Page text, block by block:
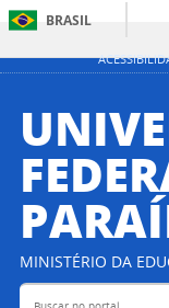
BRASIL
MINISTÉRIO DA
Buscar no portal